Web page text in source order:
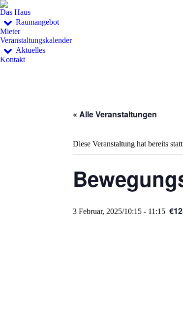
Das Haus
Raumangebot
Mieter
Veranstaltungskalender
Aktuelles
Kontakt
« Alle Veranstaltungen
Diese Veranstaltung hat bereits
3 Februar, 2025/10:15 - 11:15